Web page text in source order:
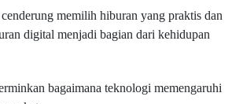
memilih hiburan yang praktis dan
digital menjadi bagian dari kehidupan
bagaimana teknologi memengaruhi